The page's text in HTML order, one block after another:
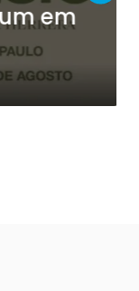
em